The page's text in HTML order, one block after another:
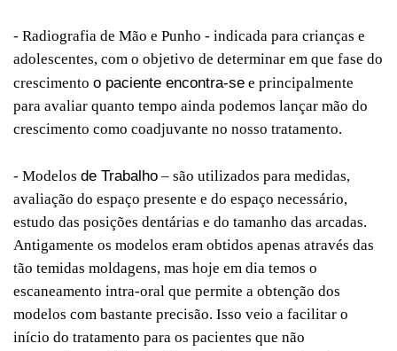
- Radiografia de Mão e Punho - indicada para crianças e
adolescentes, com o objetivo de determinar em que fase do
crescimento o paciente encontra-se e principalmente
para avaliar quanto tempo ainda podemos lançar mão do
crescimento como coadjuvante no nosso tratamento.
- Modelos de Trabalho – são utilizados para medidas,
avaliação do espaço presente e do espaço necessário,
estudo das posições dentárias e do tamanho das arcadas.
Antigamente os modelos eram obtidos apenas através das
tão temidas moldagens, mas hoje em dia temos o
escaneamento intra-oral que permite a obtenção dos
modelos com bastante precisão. Isso veio a facilitar o
início do tratamento para os pacientes que não